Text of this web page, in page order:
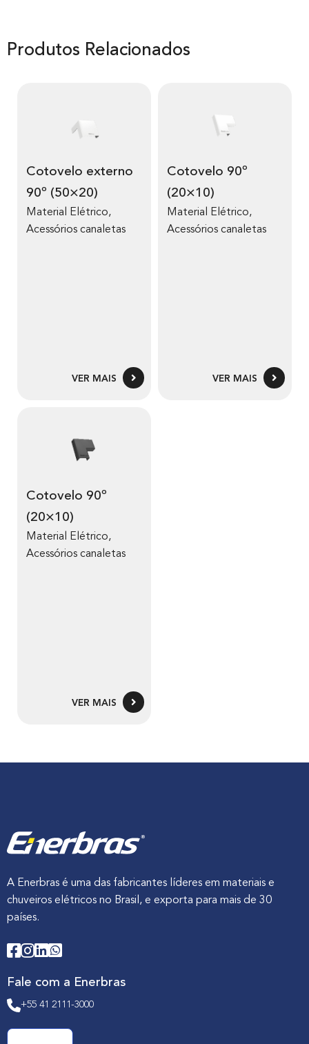
Produtos Relacionados
Cotovelo externo
90º (50×20)
Material Elétrico,
Acessórios canaletas
VER MAIS
Cotovelo 90º
(20×10)
Material Elétrico,
Acessórios canaletas
VER MAIS
Cotovelo 90º
(20×10)
Material Elétrico,
Acessórios canaletas
VER MAIS
A Enerbras é uma das fabricantes líderes em materiais e
chuveiros elétricos no Brasil, e exporta para mais de 30
países.
Fale com a Enerbras
+55 41 2111-3000